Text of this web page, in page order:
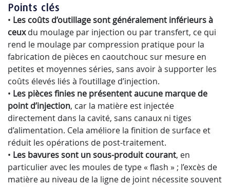
Points clés
• Les coûts d’outillage sont généralement inférieurs à
ceuxdu moulage par injection ou par transfert, ce qui
rend le moulage par compression pratique pour la
fabrication de pièces en caoutchouc sur mesure en
petites et moyennes séries, sans avoir à supporter les
coûts élevés liés à l’outillage d’injection.
• Les pièces finies ne présentent aucune marque de
point d’injection, car la matière est injectée
directement dans la cavité, sans canaux ni tiges
d’alimentation. Cela améliore la finition de surface et
réduit les opérations de post-traitement.
• Les bavures sont un sous-produit courant, en
particulier avec les moules de type « flash » ; l’excès de
matière au niveau de la ligne de joint nécessite souvent